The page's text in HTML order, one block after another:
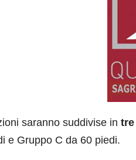
saranno suddivise in
e Gruppo C da 60 piedi.